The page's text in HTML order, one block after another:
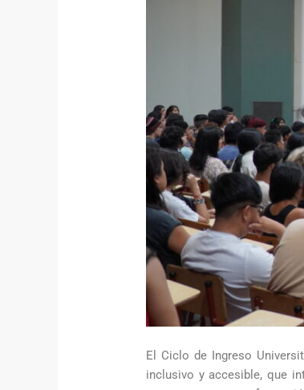
El Ciclo de Ingreso
inclusivo y accesible, que